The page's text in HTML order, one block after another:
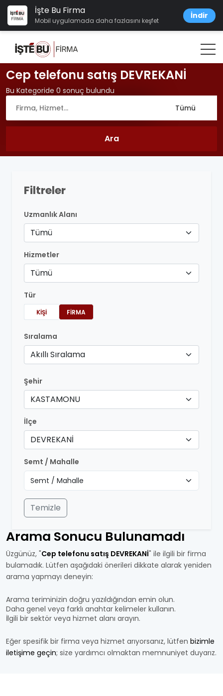
İşte Bu Firma
Mobil uygulamada daha fazlasını keşfet
İndir
Cep telefonu satış DEVREKANİ
Bu Kategoride 0 sonuç bulundu
Filtreler
Uzmanlık Alanı
Tümü
Hizmetler
Tümü
Tür
KIŞI FIRMA
Sıralama
Akıllı Sıralama
Şehir
KASTAMONU
İlçe
DEVREKANİ
Semt / Mahalle
Temizle
Arama Sonucu Bulunamadı
Üzgünüz, "Cep telefonu satış DEVREKANİ" ile ilgili bir firma
bulamadık. Lütfen aşağıdaki önerileri dikkate alarak yeniden
arama yapmayı deneyin:
Arama teriminizin doğru yazıldığından emin olun.
Daha genel veya farklı anahtar kelimeler kullanın.
İlgili bir sektör veya hizmet alanı arayın.
Eğer spesifik bir firma veya hizmet arıyorsanız, lütfen bizimle
iletişime geçin; size yardımcı olmaktan memnuniyet duyarız.